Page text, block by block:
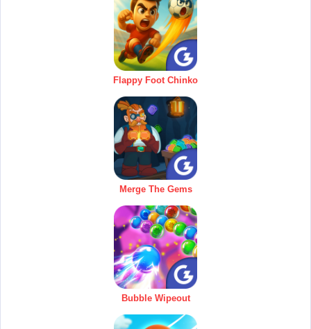
Flappy Foot Chinko
Merge The Gems
Bubble Wipeout